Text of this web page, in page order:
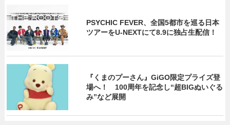
PSYCHIC FEVER、全国5都市を巡る日本
ツアーをU‐NEXTにて8.9に独占生配信！
『くまのプーさん』GiGO限定プライズ登
場へ！ 100周年を記念し“超BIGぬいぐる
み”など展開